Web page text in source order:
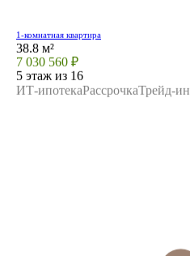
1-комнатная квартира
38.8 м²
7 030 560 ₽
5 этаж из 16
ИТ-ипотекаРассрочкаТрейд-ин